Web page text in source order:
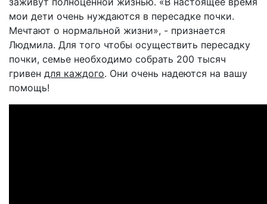
мои дети очень нуждаются в пересадке почки.
Мечтают о нормальной жизни», - признается
Людмила. Для того чтобы осуществить пересадку
почки, семье необходимо собрать 200 тысяч
гривен для каждого. Они очень надеются на вашу
помощь!